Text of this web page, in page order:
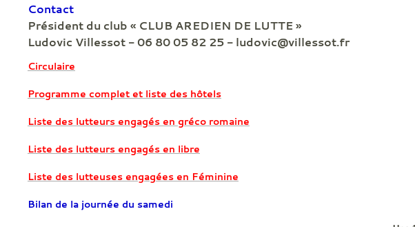
Contact
Président du club « CLUB AREDIEN DE LUTTE »
Ludovic Villessot - 06 80 05 82 25 - ludovic@villessot.fr
Circulaire
Programme complet et liste des hôtels
Liste des lutteurs engagés en gréco romaine
Liste des lutteurs engagés en libre
Liste des lutteuses engagées en Féminine
Bilan de la journée du samedi